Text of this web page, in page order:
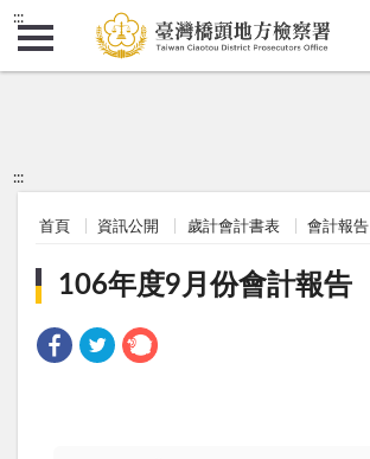
:::
:::
首頁 資訊公開 歲計會計書表 會計報告
106年度9月份會計報告